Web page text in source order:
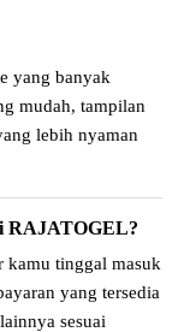
yang banyak
mudah, tampilan
lebih nyaman
RAJATOGEL?
kamu tinggal masuk
yang tersedia
sesuai